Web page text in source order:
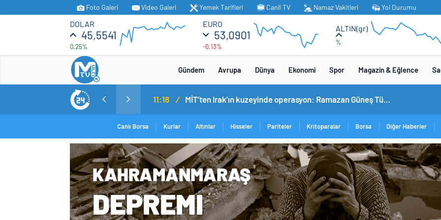
Foto Galeri Video Galeri Yemek Tarifleri Canli TV Namaz Vakitleri Yol Durumu
DOLAR
45,5541
0.25%
EURO
53,0901
-0.13%
ALTIN(gr)
%
Gündem Avrupa Dünya Ekonomi Spor Magazin & Eğlence
11:18 / MİT’ten Irak’ın kuzeyinde operasyon: Ramazan Güneş Türkiye’ye getirildi
Canlı Borsa Kurlar Altınlar Hisseler Pariteler Kritoparalar Borsa Diğer Haberler